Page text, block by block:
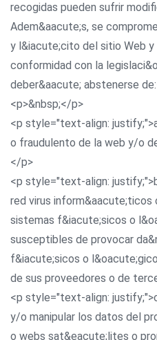
recogidas pueden sufrir
Adem&aacute;s, se
y l&iacute;cito del sitio Web
conformidad con la
deber&aacute; abstenerse
<p>&nbsp;</p>
<p style="text-align:
o fraudulento de la web y/o
</p>
<p style="text-align:
red virus inform&aacute;ticos
sistemas f&iacute;sicos o
susceptibles de provocar
f&iacute;sicos o
de sus proveedores o de
<p style="text-align:
y/o manipular los datos del
o webs sat&eacute;lites o